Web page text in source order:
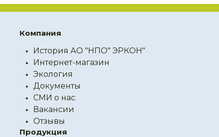
Компания
История АО "НПО" ЭРКОН"
Интернет-магазин
Экология
Документы
СМИ о нас
Вакансии
Отзывы
Продукция